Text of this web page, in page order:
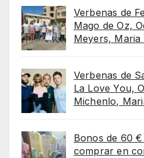
Verbenas de
Mago de Oz,
Meyers, Maria
Verbenas de
La Love You,
Michenlo,
Bonos de 60
comprar en